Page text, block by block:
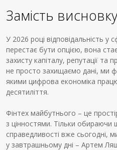
Замість
У 2026 році відповідальність у
перестає бути опцією, вона
захисту капіталу, репутації та
не просто захищаємо дані, ми
якими цифрова економіка
десятиліття.
Фінтех майбутнього – це
з цінностями. Тільки обираючи
справедливості вже сьогодні,
у завтрашньому дні – Артем